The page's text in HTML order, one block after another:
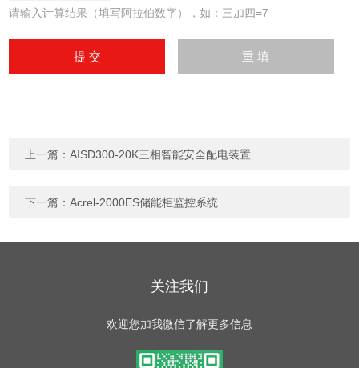
请输入计算结果（填写阿拉伯数字），如：三加四=7
上一篇：AISD300-20K三相智能安全配电装置
下一篇：Acrel-2000ES储能柜监控系统
关注我们
欢迎您加我微信了解更多信息